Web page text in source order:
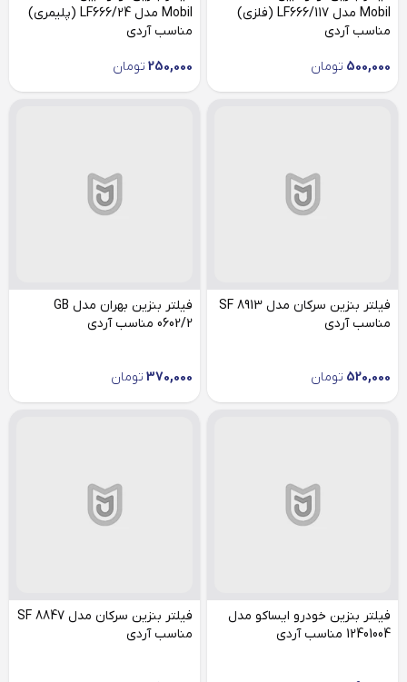
Mobil مدل LF666/117 (فلزی)
مناسب آردی
500,000 تومان
Mobil مدل LF666/24 (پلیمری)
مناسب آردی
250,000 تومان
فیلتر بنزین سرکان مدل SF 8913
مناسب آردی
520,000 تومان
فیلتر بنزین بهران مدل GB
0602/2 مناسب آردی
370,000 تومان
فیلتر بنزین خودرو ایساکو مدل
12401004 مناسب آردی
فیلتر بنزین سرکان مدل SF 8847
مناسب آردی